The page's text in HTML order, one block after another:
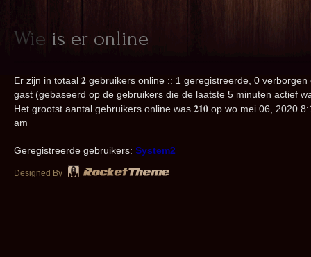
Wie is er online
Er zijn in totaal 2 gebruikers online :: 1 geregistreerde, 0 verborgen
gast (gebaseerd op de gebruikers die de laatste 5 minuten actief
Het grootst aantal gebruikers online was 210 op wo mei 06, 2020
am
Geregistreerde gebruikers: System2
Designed By